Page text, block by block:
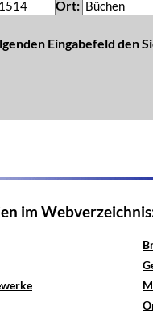
Ort:
Eingabefeld den
im